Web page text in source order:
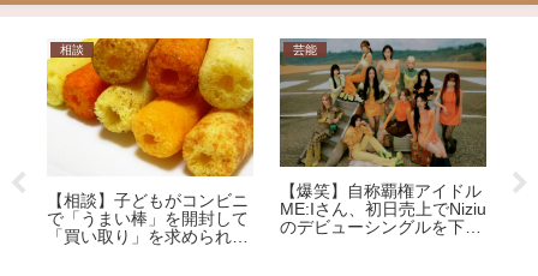
相談
【相談】子どもがコンビニ
で「うまい棒」を開封して
「買い取り」を求められま
芸能
【爆笑】自称覇権アイドル
ME:Iさん、初日売上でNiziu
のデビューシングルを下回